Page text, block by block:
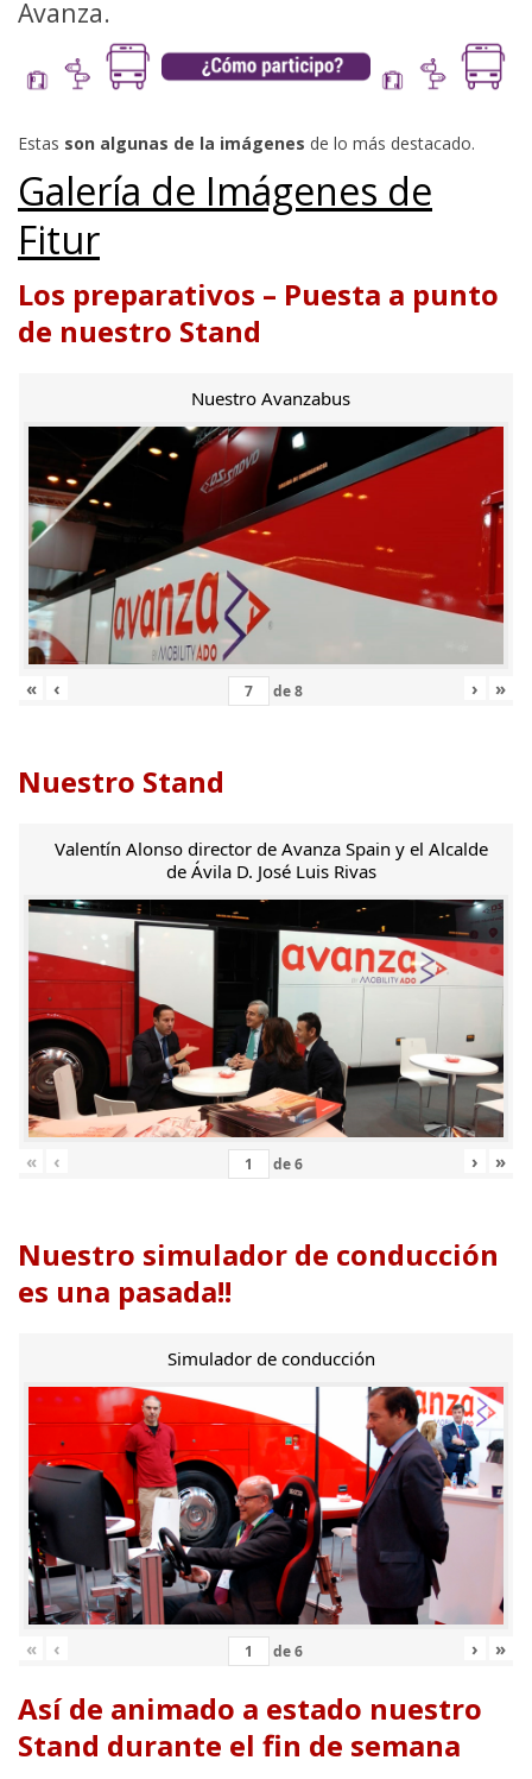
Avanza.
Estas son algunas de la imágenes de lo más destacado.
Galería de Imágenes de
Fitur
Los preparativos – Puesta a punto
de nuestro Stand
Nuestro Avanzabus
« ‹ de8 › »
Nuestro Stand
Valentín Alonso director de Avanza Spain y el Alcalde
de Ávila D. José Luis Rivas
« ‹ de6 › »
Nuestro simulador de conducción
es una pasada!!
Simulador de conducción
« ‹ de6 › »
Así de animado a estado nuestro
Stand durante el fin de semana